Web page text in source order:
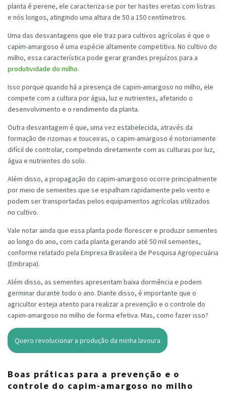
planta é perene, ele caracteriza-se por ter hastes eretas com listras
e nós longos, atingindo uma altura de 50 a 150 centímetros.
Uma das desvantagens que ele traz para cultivos agrícolas é que o
capim-amargoso é uma espécie altamente competitiva. No cultivo do
milho, essa característica pode gerar grandes prejuízos para a
produtividade do milho.
Isso porque quando há a presença de capim-amargoso no milho, ele
compete com a cultura por água, luz e nutrientes, afetando o
desenvolvimento e o rendimento da planta.
Outra desvantagem é que, uma vez estabelecida, através da
formação de rizomas e touceiras, o capim-amargoso é notoriamente
difícil de controlar, competindo diretamente com as culturas por luz,
água e nutrientes do solo.
Além disso, a propagação do capim-amargoso ocorre principalmente
por meio de sementes que se espalham rapidamente pelo vento e
podem ser transportadas pelos equipamentos agrícolas utilizados
no cultivo.
Vale notar ainda que essa planta pode florescer e produzir sementes
ao longo do ano, com cada planta gerando até 50 mil sementes,
conforme relatado pela Empresa Brasileira de Pesquisa Agropecuária
(Embrapa).
Além disso, as sementes apresentam baixa dormência e podem
germinar durante todo o ano. Diante disso, é importante que o
agricultor esteja atento para realizar a prevenção e o controle do
capim-amargoso no milho de forma efetiva. Mas, como fazer isso?
Quero revolucionar a produção da minha lavoura
Boas práticas para a prevenção e o
controle do capim-amargoso no milho